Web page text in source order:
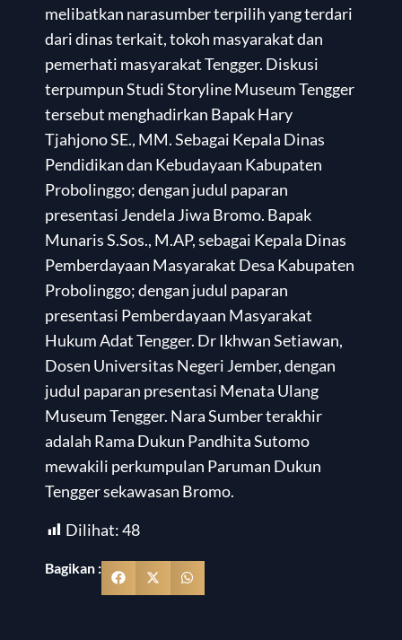
melibatkan narasumber terpilih yang terdari
dari dinas terkait, tokoh masyarakat dan
pemerhati masyarakat Tengger. Diskusi
terpumpun Studi Storyline Museum Tengger
tersebut menghadirkan Bapak Hary
Tjahjono SE., MM. Sebagai Kepala Dinas
Pendidikan dan Kebudayaan Kabupaten
Probolinggo; dengan judul paparan
presentasi Jendela Jiwa Bromo. Bapak
Munaris S.Sos., M.AP, sebagai Kepala Dinas
Pemberdayaan Masyarakat Desa Kabupaten
Probolinggo; dengan judul paparan
presentasi Pemberdayaan Masyarakat
Hukum Adat Tengger. Dr Ikhwan Setiawan,
Dosen Universitas Negeri Jember, dengan
judul paparan presentasi Menata Ulang
Museum Tengger. Nara Sumber terakhir
adalah Rama Dukun Pandhita Sutomo
mewakili perkumpulan Paruman Dukun
Tengger sekawasan Bromo.
Dilihat:48
Bagikan :